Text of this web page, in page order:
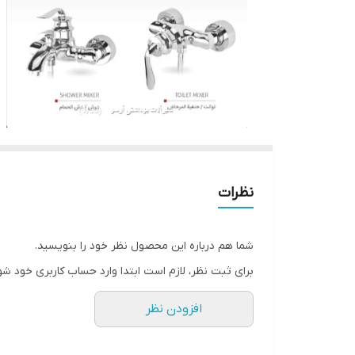
نظرات
شما هم درباره این محصول نظر خود را بنویسید.
برای ثبت نظر، لازم است ابتدا وارد حساب کاربری خود
افزودن نظر